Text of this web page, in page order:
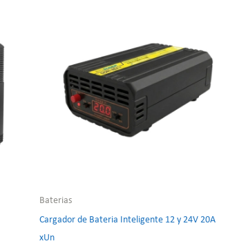
Baterias
Cargador de Bateria Inteligente 12 y 24V 20A
xUn